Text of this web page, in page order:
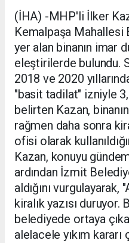
(İHA) -MHP'li İlker
Kemalpaşa Mahallesi
yer alan binanın imar
eleştirilerde bulundu.
2018 ve 2020
"basit tadilat" izniyle
belirten Kazan,
rağmen daha sonra
ofisi olarak
Kazan, konuyu
ardından İzmit
aldığını
kiralık yazısı duruyor.
belediyede ortaya
alelacele yıkım kararı